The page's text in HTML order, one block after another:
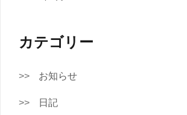
カテゴリー
お知らせ
日記